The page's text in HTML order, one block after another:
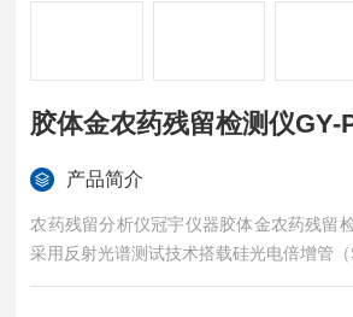
胶体金农药残留检测仪GY-
产品简介
农药残留分析仪冠宇仪器胶体金农药残留
采用反射光谱测试技术搭载硅光电倍增管（
药残留胶体金检测卡CT线位置，支持色